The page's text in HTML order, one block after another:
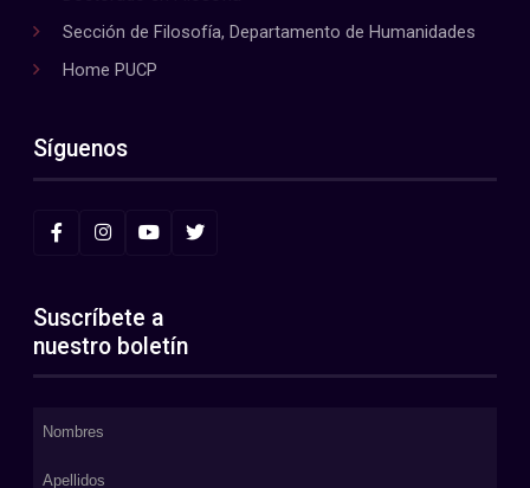
Sección de Filosofía, Departamento de Humanidades
Home PUCP
Síguenos
Suscríbete a
nuestro boletín